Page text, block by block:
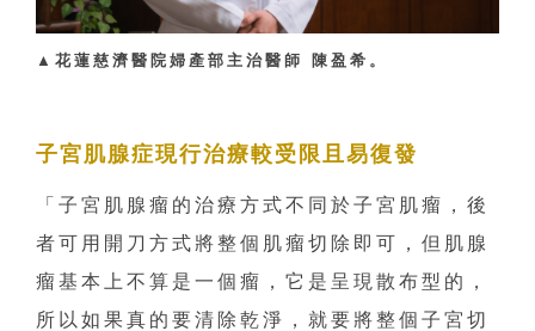
▲ 花蓮慈濟醫院婦產部主治醫師 陳盈希。
子宮肌腺症現行治療較受限且易復發
「子宮肌腺瘤的治療方式不同於子宮肌瘤，後
者可用開刀方式將整個肌瘤切除即可，但肌腺
瘤基本上不算是一個瘤，它是呈現散布型的，
所以如果真的要清除乾淨，就要將整個子宮切